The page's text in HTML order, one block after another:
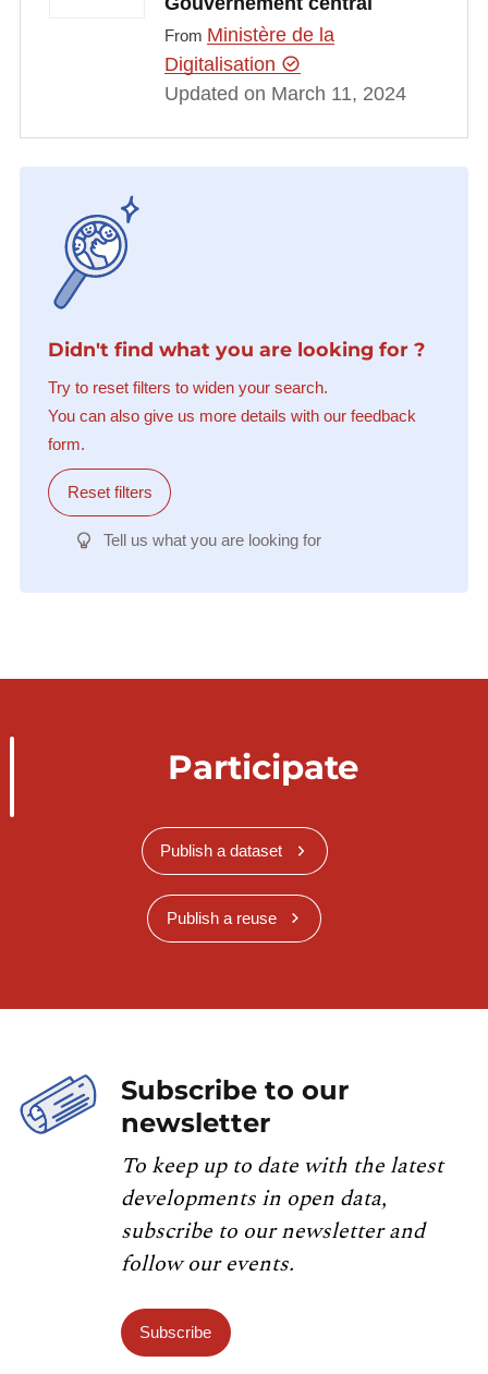
From Ministère de la
Digitalisation
Updated on March 11, 2024
Didn't find what you are looking for ?
Try to reset filters to widen your search.
You can also give us more details with our feedback
form.
Reset filters
Tell us what you are looking for
Participate
Publish a dataset
Publish a reuse
Subscribe to our
newsletter
To keep up to date with the latest
developments in open data,
subscribe to our newsletter and
follow our events.
Subscribe